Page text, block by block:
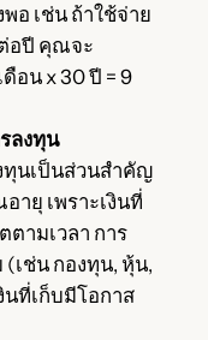
อ เช่น ถ้าใช้จ่าย
อปี คุณจะ
ดือน x 30 ปี = 9
ลงทุน
ทุนเป็นส่วนสำคัญ
ายุ เพราะเงินที่
ตามเวลา การ
(เช่น กองทุน, หุ้น,
ที่เก็บมีโอกาส